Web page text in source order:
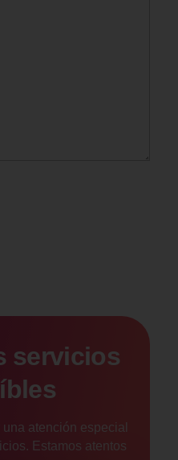
servicios
atención especial
Estamos atentos